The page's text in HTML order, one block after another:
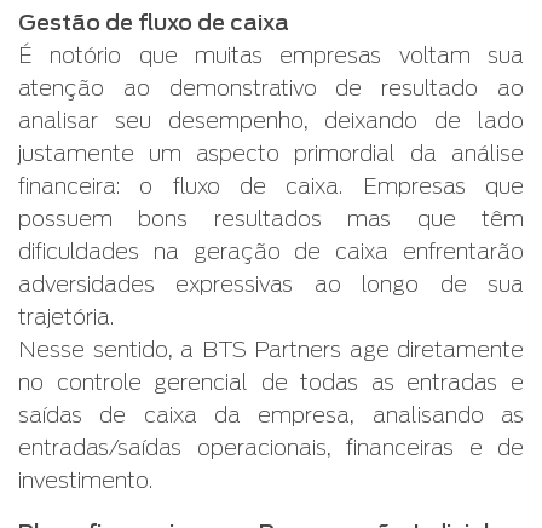
Gestão de fluxo de caixa
É notório que muitas empresas voltam sua
atenção ao demonstrativo de resultado ao
analisar seu desempenho, deixando de lado
justamente um aspecto primordial da análise
financeira: o fluxo de caixa. Empresas que
possuem bons resultados mas que têm
dificuldades na geração de caixa enfrentarão
adversidades expressivas ao longo de sua
trajetória.
Nesse sentido, a BTS Partners age diretamente
no controle gerencial de todas as entradas e
saídas de caixa da empresa, analisando as
entradas/saídas operacionais, financeiras e de
investimento.